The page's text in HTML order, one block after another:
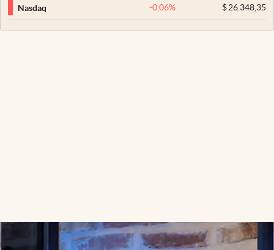
Nasdaq -0,06% $26.348,35